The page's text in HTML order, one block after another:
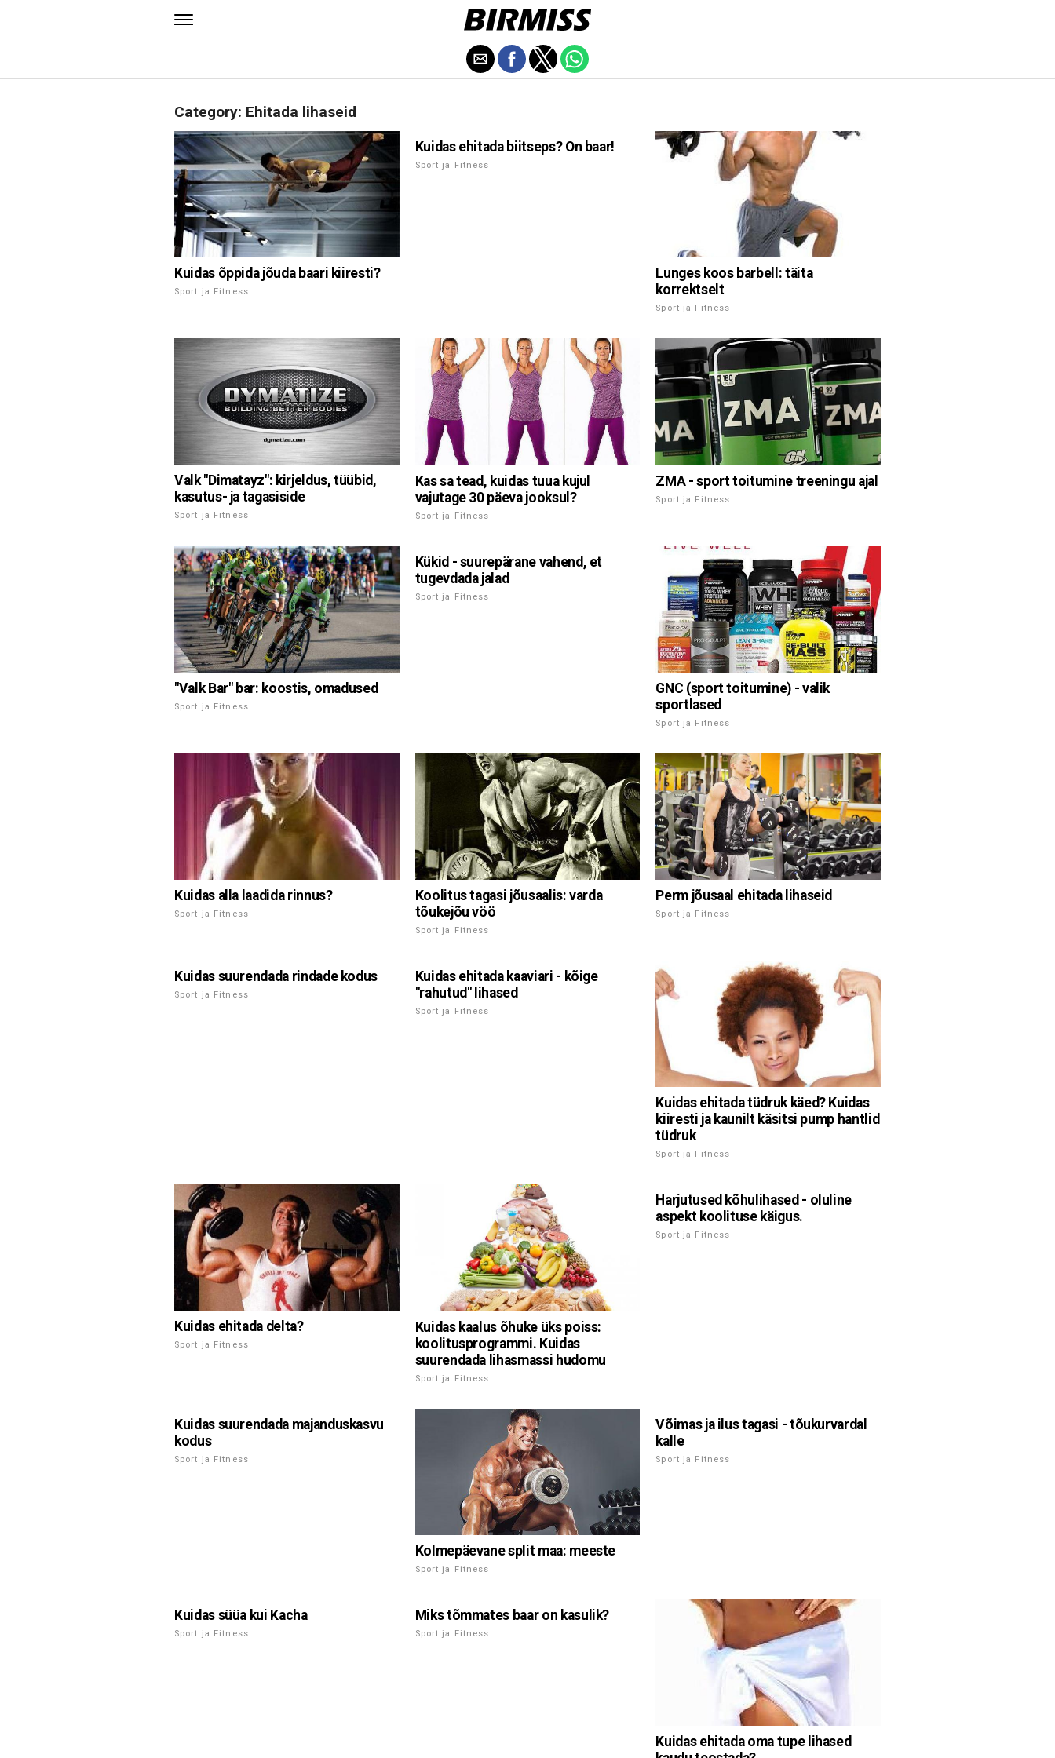
Category: Ehitada lihaseid
Kuidas õppida jõuda baari kiiresti?
Sport ja Fitness
Kuidas ehitada biitseps? On baar!
Sport ja Fitness
Lunges koos barbell: täita
korrektselt
Sport ja Fitness
Valk "Dimatayz": kirjeldus, tüübid,
kasutus- ja tagasiside
Sport ja Fitness
Kas sa tead, kuidas tuua kujul
vajutage 30 päeva jooksul?
Sport ja Fitness
ZMA - sport toitumine treeningu ajal
Sport ja Fitness
"Valk Bar" bar: koostis, omadused
Sport ja Fitness
Kükid - suurepärane vahend, et
tugevdada jalad
Sport ja Fitness
GNC (sport toitumine) - valik
sportlased
Sport ja Fitness
Kuidas alla laadida rinnus?
Sport ja Fitness
Koolitus tagasi jõusaalis: varda
tõukejõu vöö
Sport ja Fitness
Perm jõusaal ehitada lihaseid
Sport ja Fitness
Kuidas suurendada rindade kodus
Sport ja Fitness
Kuidas ehitada kaaviari - kõige
"rahutud" lihased
Sport ja Fitness
Kuidas ehitada tüdruk käed? Kuidas
kiiresti ja kaunilt käsitsi pump hantlid
tüdruk
Sport ja Fitness
Kuidas ehitada delta?
Sport ja Fitness
Kuidas kaalus õhuke üks poiss:
koolitusprogrammi. Kuidas
suurendada lihasmassi hudomu
Sport ja Fitness
Harjutused kõhulihased - oluline
aspekt koolituse käigus.
Sport ja Fitness
Kuidas suurendada majanduskasvu
kodus
Sport ja Fitness
Kolmepäevane split maa: meeste
Sport ja Fitness
Võimas ja ilus tagasi - tõukurvardal
kalle
Sport ja Fitness
Kuidas süüa kui Kacha
Sport ja Fitness
Miks tõmmates baar on kasulik?
Sport ja Fitness
Kuidas ehitada oma tupe lihased